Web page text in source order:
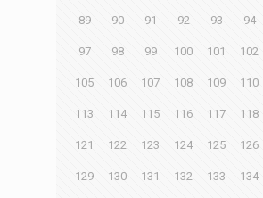
89 90 91 92 93 94
97 98 99 100 101 102
105 106 107 108 109 110
113 114 115 116 117 118
121 122 123 124 125 126
129 130 131 132 133 134